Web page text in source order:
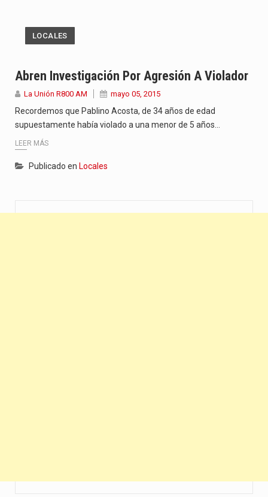
LOCALES
Abren Investigación Por Agresión A Violador
La Unión R800 AM mayo 05, 2015
Recordemos que Pablino Acosta, de 34 años de edad
supuestamente había violado a una menor de 5 años…
LEER MÁS
Publicado en Locales